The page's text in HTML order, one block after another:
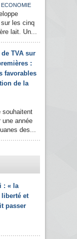
ECONOMIE
les cinq
lait. Un...
TVA sur
:
favorables
de la
souhaitent
une année
des...
: « la
et
passer